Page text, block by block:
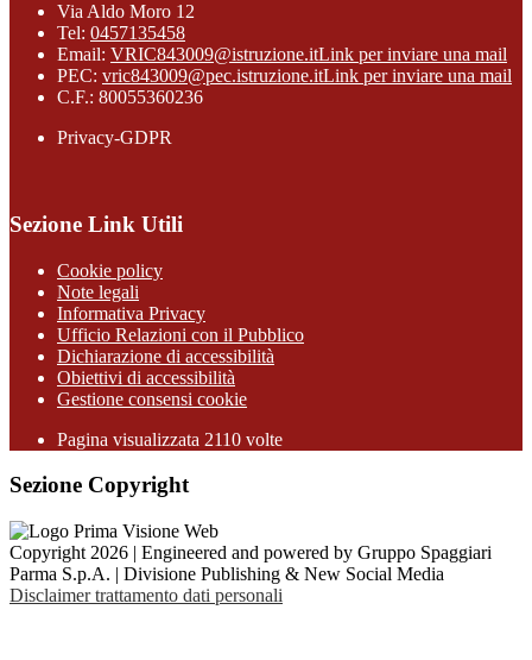
Via Aldo Moro 12
Tel: 0457135458
Email: VRIC843009@istruzione.itLink per inviare una mail
PEC: vric843009@pec.istruzione.itLink per inviare una mail
C.F.: 80055360236
Privacy-GDPR
Sezione Link Utili
Cookie policy
Note legali
Informativa Privacy
Ufficio Relazioni con il Pubblico
Dichiarazione di accessibilità
Obiettivi di accessibilità
Gestione consensi cookie
Pagina visualizzata 2110 volte
Sezione Copyright
Copyright 2026 | Engineered and powered by Gruppo Spaggiari
Parma S.p.A. | Divisione Publishing & New Social Media
Disclaimer trattamento dati personali